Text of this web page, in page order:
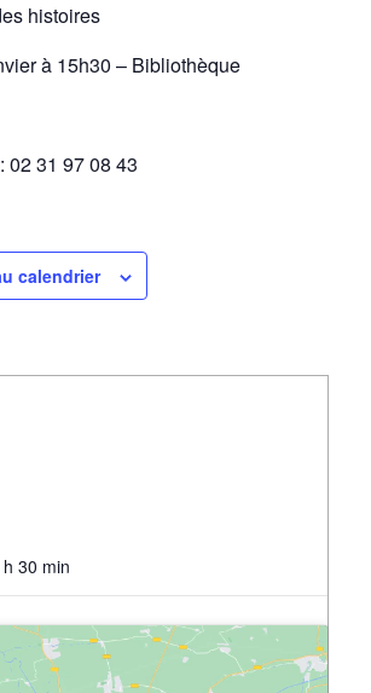
histoires
à 15h30 – Bibliothèque
02 31 97 08 43
calendrier
30 min